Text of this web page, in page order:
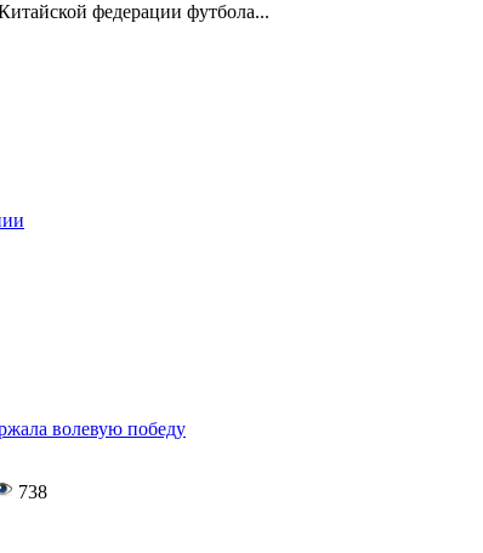
федерации футбола...
волевую победу
738